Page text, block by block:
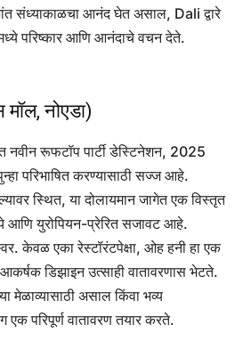
संध्याकाळचा आनंद घेत असाल, Dali द्वारे
परिष्कार आणि आनंदाचे वचन देते.
नोएडा)
नवीन रूफटॉप पार्टी डेस्टिनेशन, 2025
परिभाषित करण्यासाठी सज्ज आहे.
स्थित, या दोलायमान जागेत एक विस्तृत
आणि युरोपियन-प्रेरित सजावट आहे.
केवळ एका रेस्टॉरंटपेक्षा, ओह हनी हा एक
डिझाइन उत्साही वातावरणास भेटते.
मेळाव्यासाठी असाल किंवा भव्य
एक परिपूर्ण वातावरण तयार करते.